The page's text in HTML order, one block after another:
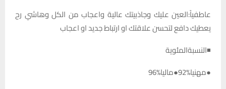
عاطفياً:العين عليك وجاذبيتك عالية واعجاب من الكل وهاشي رح
يعطيك دافع لتحسن علاقتك او ارتباط جديد او اعجاب
◾النسبةالمئوية
●مهنيا%92●ماليا%96